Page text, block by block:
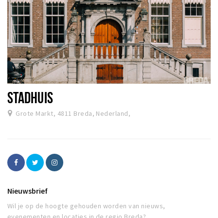
STADHUIS
Grote Markt, 4811 Breda, Nederland,
Nieuwsbrief
Wil je op de hoogte gehouden worden van nieuws,